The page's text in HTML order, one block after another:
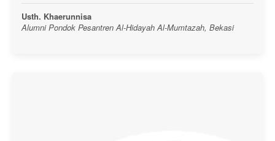
Usth. Khaerunnisa
Alumni Pondok Pesantren Al-Hidayah Al-Mumtazah, Bekasi